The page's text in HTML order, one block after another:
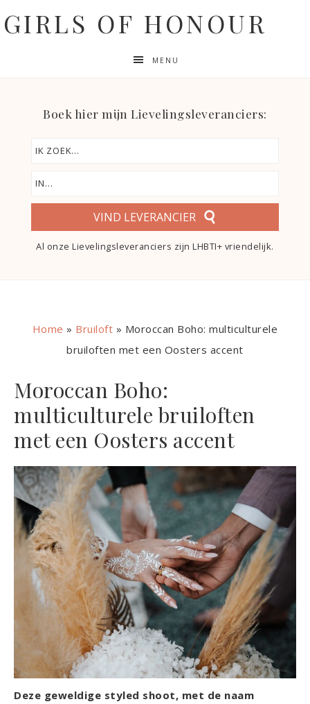
GIRLS OF HONOUR
MENU
Boek hier mijn Lievelingsleveranciers:
VIND LEVERANCIER
Al onze Lievelingsleveranciers zijn LHBTI+ vriendelijk.
Home » Bruiloft » Moroccan Boho: multiculturele
bruiloften met een Oosters accent
Moroccan Boho:
multiculturele bruiloften
met een Oosters accent
Deze geweldige styled shoot, met de naam